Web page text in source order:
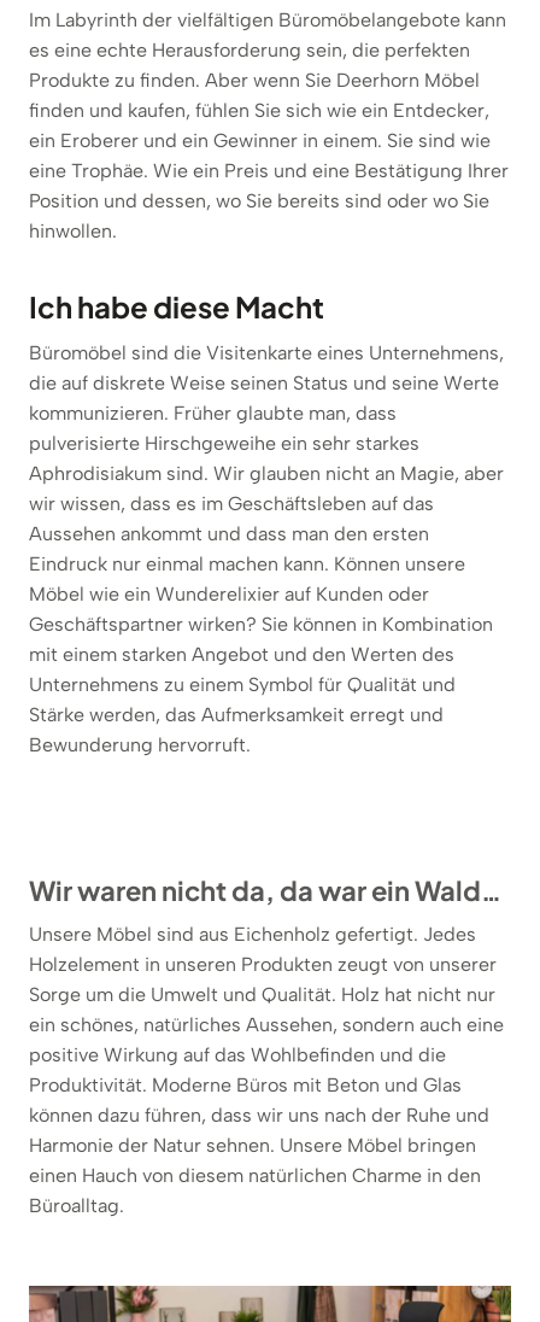
Im Labyrinth der vielfältigen Büromöbelangebote kann
es eine echte Herausforderung sein, die perfekten
Produkte zu finden. Aber wenn Sie Deerhorn Möbel
finden und kaufen, fühlen Sie sich wie ein Entdecker,
ein Eroberer und ein Gewinner in einem. Sie sind wie
eine Trophäe. Wie ein Preis und eine Bestätigung Ihrer
Position und dessen, wo Sie bereits sind oder wo Sie
hinwollen.
Ich habe diese Macht
Büromöbel sind die Visitenkarte eines Unternehmens,
die auf diskrete Weise seinen Status und seine Werte
kommunizieren. Früher glaubte man, dass
pulverisierte Hirschgeweihe ein sehr starkes
Aphrodisiakum sind. Wir glauben nicht an Magie, aber
wir wissen, dass es im Geschäftsleben auf das
Aussehen ankommt und dass man den ersten
Eindruck nur einmal machen kann. Können unsere
Möbel wie ein Wunderelixier auf Kunden oder
Geschäftspartner wirken? Sie können in Kombination
mit einem starken Angebot und den Werten des
Unternehmens zu einem Symbol für Qualität und
Stärke werden, das Aufmerksamkeit erregt und
Bewunderung hervorruft.
Wir waren nicht da, da war ein Wald…
Unsere Möbel sind aus Eichenholz gefertigt. Jedes
Holzelement in unseren Produkten zeugt von unserer
Sorge um die Umwelt und Qualität. Holz hat nicht nur
ein schönes, natürliches Aussehen, sondern auch eine
positive Wirkung auf das Wohlbefinden und die
Produktivität. Moderne Büros mit Beton und Glas
können dazu führen, dass wir uns nach der Ruhe und
Harmonie der Natur sehnen. Unsere Möbel bringen
einen Hauch von diesem natürlichen Charme in den
Büroalltag.